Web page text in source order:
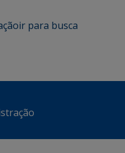
ir para busca